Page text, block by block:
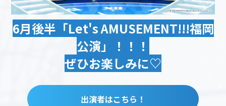
6月後半「Let's AMUSEMENT!!!福岡
公演」！！！
ぜひお楽しみに♡
出演者はこちら！